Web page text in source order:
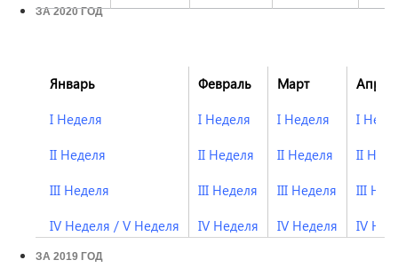
ЗА 2020 ГОД
Январь
I Неделя
II Неделя
III Неделя
IV Неделя / V Неделя
Февраль
I Неделя
II Неделя
III Неделя
IV Неделя
Март
I Неделя
II Неделя
III Неделя
IV Неделя
I
II
III
IV
ЗА 2019 ГОД